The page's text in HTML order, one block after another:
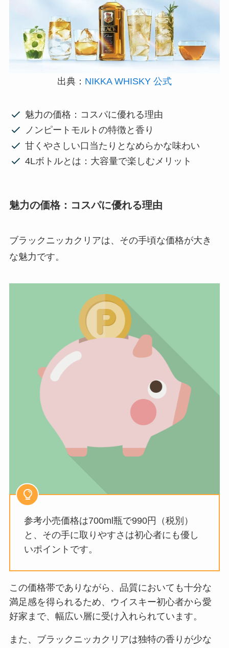
出典： NIKKA WHISKY 公式
魅力の価格：コスパに優れる理由
ノンピートモルトの特徴と香り
甘くやさしい口当たりとなめらかな味わい
4Lボトルとは：大容量で楽しむメリット
魅力の価格：コスパに優れる理由
ブラックニッカクリアは、その手頃な価格が大き
な魅力です。
参考小売価格は700ml瓶で990円（税別）
と、その手に取りやすさは初心者にも優し
いポイントです。
この価格帯でありながら、品質においても十分な
満足感を得られるため、ウイスキー初心者から愛
好家まで、幅広い層に受け入れられています。
また、ブラックニッカクリアは独特の香りが少な